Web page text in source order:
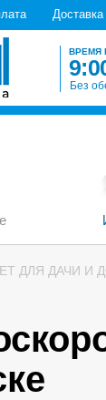
Доставка
ВРЕМЯ
Без
ДЛЯ ДАЧИ И